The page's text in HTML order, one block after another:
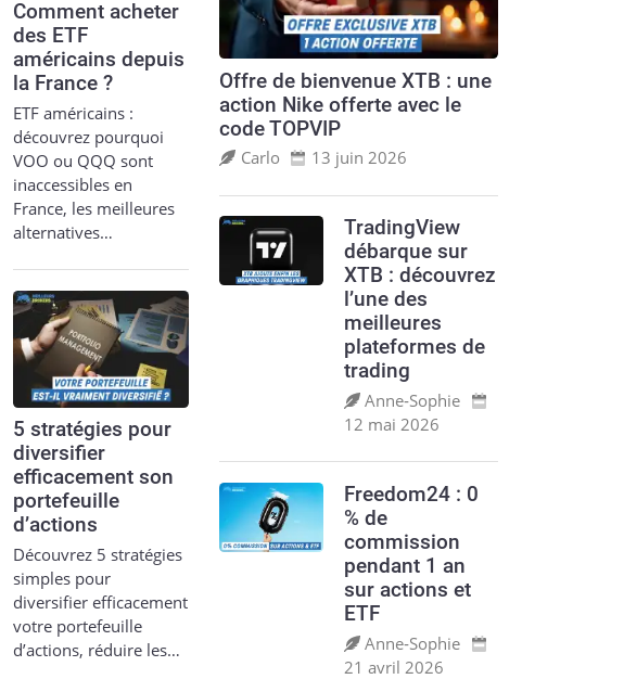
Comment acheter
des ETF
américains depuis
la France ?
ETF américains :
découvrez pourquoi
VOO ou QQQ sont
inaccessibles en
France, les meilleures
alternatives…
5 stratégies pour
diversifier
efficacement son
portefeuille
d’actions
Découvrez 5 stratégies
simples pour
diversifier efficacement
votre portefeuille
d’actions, réduire les…
Offre de bienvenue XTB : une
action Nike offerte avec le
code TOPVIP
Carlo 13 juin 2026
TradingView
débarque sur
XTB : découvrez
l’une des
meilleures
plateformes de
trading
Anne‑Sophie
12 mai 2026
Freedom24 : 0
% de
commission
pendant 1 an
sur actions et
ETF
Anne‑Sophie
21 avril 2026